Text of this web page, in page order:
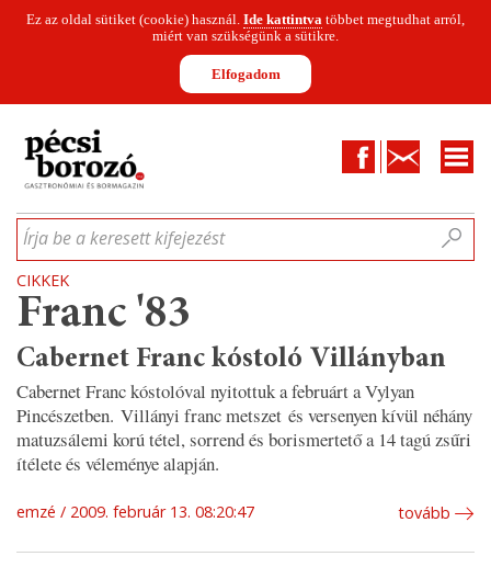
Ez az oldal sütiket (cookie) használ. Ide kattintva többet megtudhat arról,
miért van szükségünk a sütikre.
Elfogadom
FacebookKapcsolat
CIKKEKHÍREKINFOGRAFIKÁKMUNKATÁRSAKWINESOFA
Írja be a keresett kifejezést
CIKKEK
Franc '83
Cabernet Franc kóstoló Villányban
Cabernet Franc kóstolóval nyitottuk a februárt a Vylyan
Pincészetben. Villányi franc metszet és versenyen kívül néhány
matuzsálemi korú tétel, sorrend és borismertető a 14 tagú zsűri
ítélete és véleménye alapján.
emzé 2009. február 13. 08:20:47 tovább